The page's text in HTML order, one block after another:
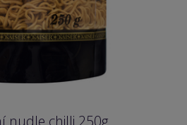
nudle chilli 250g